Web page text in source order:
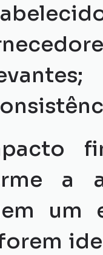
a
um